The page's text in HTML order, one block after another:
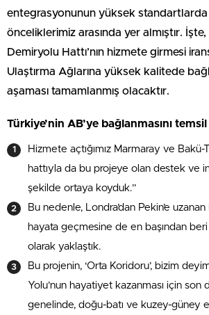
entegrasyonunun yüksek standartlarda
önceliklerimiz arasında yer almıştır.
Demiryolu Hattı’nın hizmete girmesi
Ulaştırma Ağlarına yüksek kalitede
aşaması tamamlanmış olacaktır.
Türkiye’nin AB’ye bağlanmasını
Hizmete açtığımız Marmaray ve
hattıyla da bu projeye olan destek ve
şekilde ortaya koyduk.”
Bu nedenle, Londra’dan Pekin’e
hayata geçmesine de en başından
olarak yaklaştık.
Bu projenin, ‘Orta Koridoru’, bizim
Yolu’nun hayatiyet kazanması için
genelinde, doğu-batı ve kuzey-güney